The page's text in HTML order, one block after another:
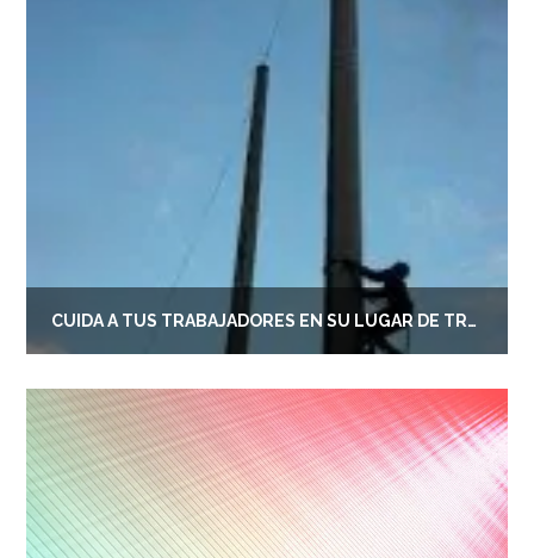
CUIDA A TUS TRABAJADORES EN SU LUGAR DE TRABAJO